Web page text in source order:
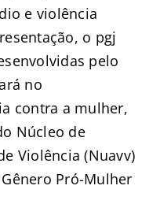
e violência
o pgj
pelo
no
contra a mulher,
Núcleo de
Violência (Nuavv)
Pró-Mulher